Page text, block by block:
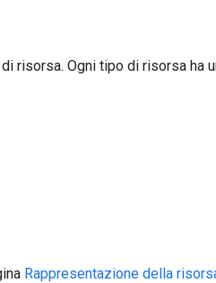
risorsa. Ogni tipo di risorsa ha
Rappresentazione della